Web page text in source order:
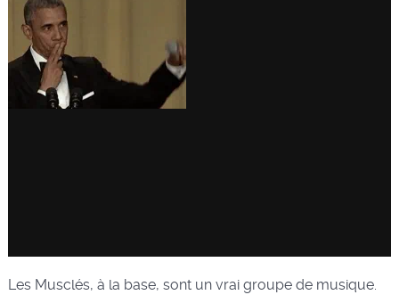
Les Musclés, à la base, sont un vrai groupe de musique.